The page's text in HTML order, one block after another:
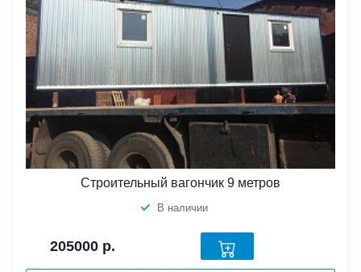
Строительный вагончик 9 метров
В наличии
205000 р.